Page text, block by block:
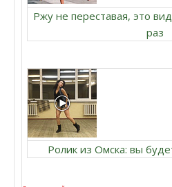
Ржу не переставая, это
раз
Ролик из Омска: вы